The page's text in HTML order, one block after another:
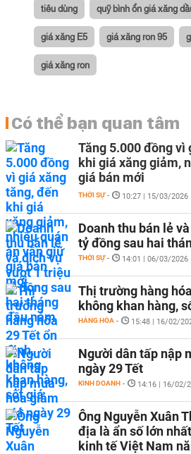
tiêu dùng quỹ bình ổn giá xăng
giá xăng E5 giá xăng ron 95
giá xăng ron
Có thể bạn quan tâm
Tăng 5.000 đồng vì
khi giá xăng giảm,
giá bán mới
THỜI SỰ - 10:27 | 15/03/2026
Doanh thu bán lẻ
tỷ đồng sau hai
THỜI SỰ - 14:01 | 06/03/2026
Thị trường hàng
không khan hàng,
HÀNG HÓA - 15:48 | 16/02/
Người dân tấp nập
ngày 29 Tết
KINH DOANH - 14:16 | 16/02/
Ông Nguyễn Xuân
địa là ẩn số lớn
kinh tế Việt Nam